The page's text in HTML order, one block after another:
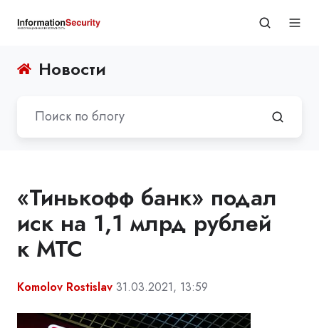
Новости
«Тинькофф банк» подал
иск на 1,1 млрд рублей
к МТС
Komolov Rostislav 31.03.2021, 13:59